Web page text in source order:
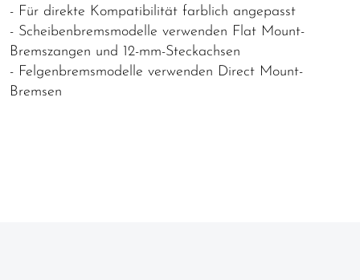
- Für direkte Kompatibilität farblich angepasst
- Scheibenbremsmodelle verwenden Flat Mount-
Bremszangen und 12-mm-Steckachsen
- Felgenbremsmodelle verwenden Direct Mount-
Bremsen